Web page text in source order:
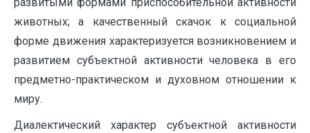
животных; а качественный скачок к социальной
форме движения характеризуется возникновением и
развитием субъектной активности человека в его
предметно-практическом и духовном отношении к
миру.
Диалектический характер субъектной активности